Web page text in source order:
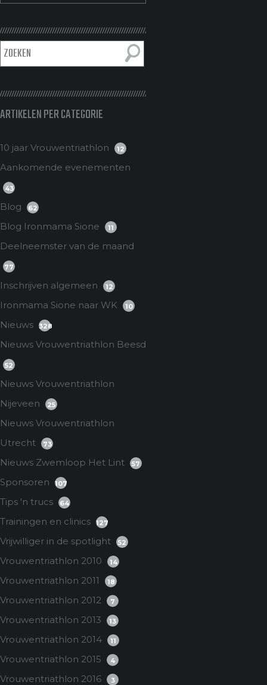
ARTIKELEN PER CATEGORIE
10 jaar Vrouwentriathlon 12
Aankomende evenementen
43
Blog 62
Blog Ironmama Sione 11
Deelneemster van de maand
77
Inschrijven algemeen 12
Ironmama Sione naar WK 10
Nieuws 328
Nieuws Vrouwentriathlon Beesd
52
Nieuws Vrouwentriathlon
Nijeveen
25
Nieuws Vrouwentriathlon
Utrecht
73
Nieuws Zwemloop Het Lint 57
Sponsoren 107
Tips 'n trucs 64
Trainingen en clinics 127
Vrijwilliger in de spotlight 52
Vrouwentriathlon 2010 14
Vrouwentriathlon 2011 18
Vrouwentriathlon 2012 7
Vrouwentriathlon 2013 13
Vrouwentriathlon 2014 11
Vrouwentriathlon 2015 4
Vrouwentriathlon 2016 3